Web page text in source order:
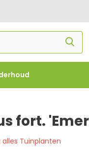
€1000 -
fort.
alles Tuinplanten